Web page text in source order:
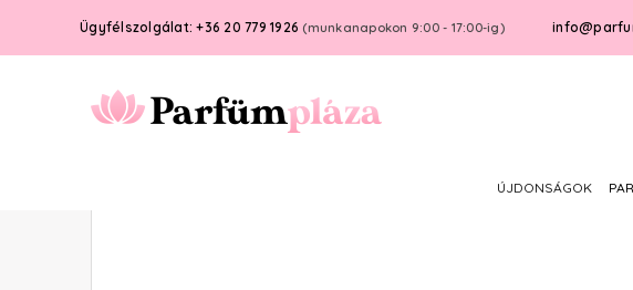
Ügyfélszolgálat: +36 20 779 1926 (munkanapokon 9:00 - 17:00-ig)
ÚJDONSÁGOK